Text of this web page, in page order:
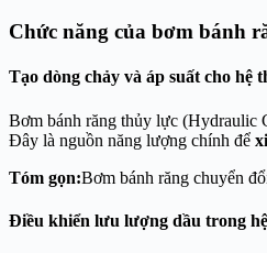
Chức năng của bơm bánh
Tạo dòng chảy và áp suất cho hệ
Bơm bánh răng thủy lực (Hydraulic
Đây là nguồn năng lượng chính để
Tóm gọn:Bơm bánh răng chuyển
Điều khiển lưu lượng dầu trong